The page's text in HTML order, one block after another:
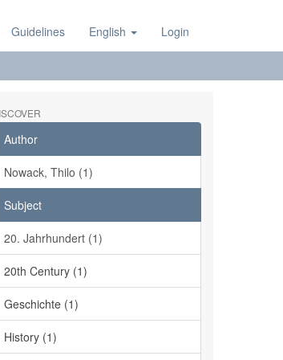
Guidelines English Login
Author
Nowack, Thilo (1)
Subject
20. Jahrhundert (1)
20th Century (1)
Geschichte (1)
History (1)